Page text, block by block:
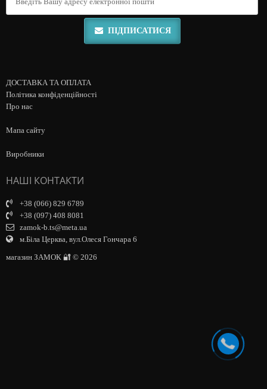
ПІДПИСАТИСЯ
ДОСТАВКА ТА ОПЛАТА
Політика конфіденційності
Про нас
Мапа сайту
Виробники
НАШІ КОНТАКТИ
+38 (066) 829 6789
+38 (097) 408 8081
zamok-b.ts@meta.ua
м.Біла Церква, вул.Олеся Гончара 6
магазин ЗАМОК 🔐 © 2026